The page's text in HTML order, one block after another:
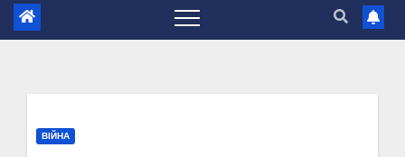
ВІЙНА